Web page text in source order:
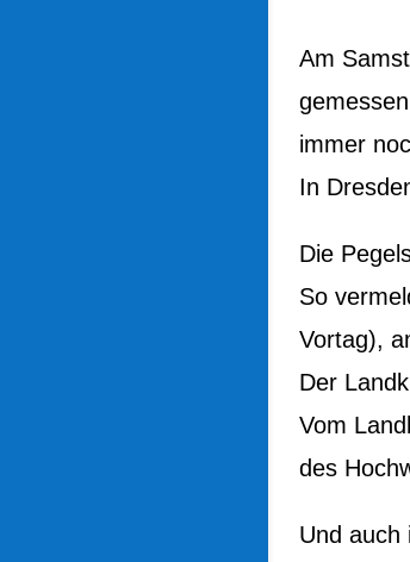
Am
immer
In
Die
So
Vortag),
Der
Vom
des
Und auch